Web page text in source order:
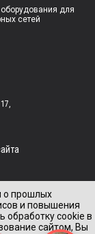
для
сетей
о прошлых
и повышения
обработку cookie в
сайтом, Вы